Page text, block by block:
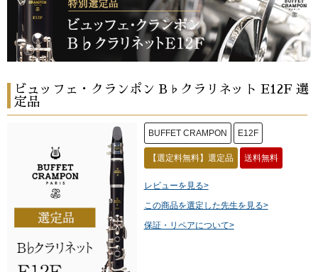
ビュッフェ・クランポン B♭クラリネット E12F 選
定品
BUFFET CRAMPON E12F
【選定料無料】選定品 送料無料
レビューを見る>
この商品を選定した先生を見る>
保証・リペアについて>